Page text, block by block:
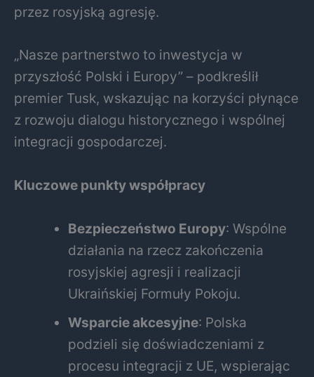
przez rosyjską agresję.
„Nasze partnerstwo to inwestycja w
przyszłość Polski i Europy” – podkreślił
premier Tusk, wskazując na korzyści płynące
z rozwoju dialogu historycznego i wspólnej
integracji gospodarczej.
Kluczowe punkty współpracy
Bezpieczeństwo Europy: Wspólne
działania na rzecz zakończenia
rosyjskiej agresji i realizacji
Ukraińskiej Formuły Pokoju.
Wsparcie akcesyjne: Polska
podzieli się doświadczeniami z
procesu integracji z UE, wspierając